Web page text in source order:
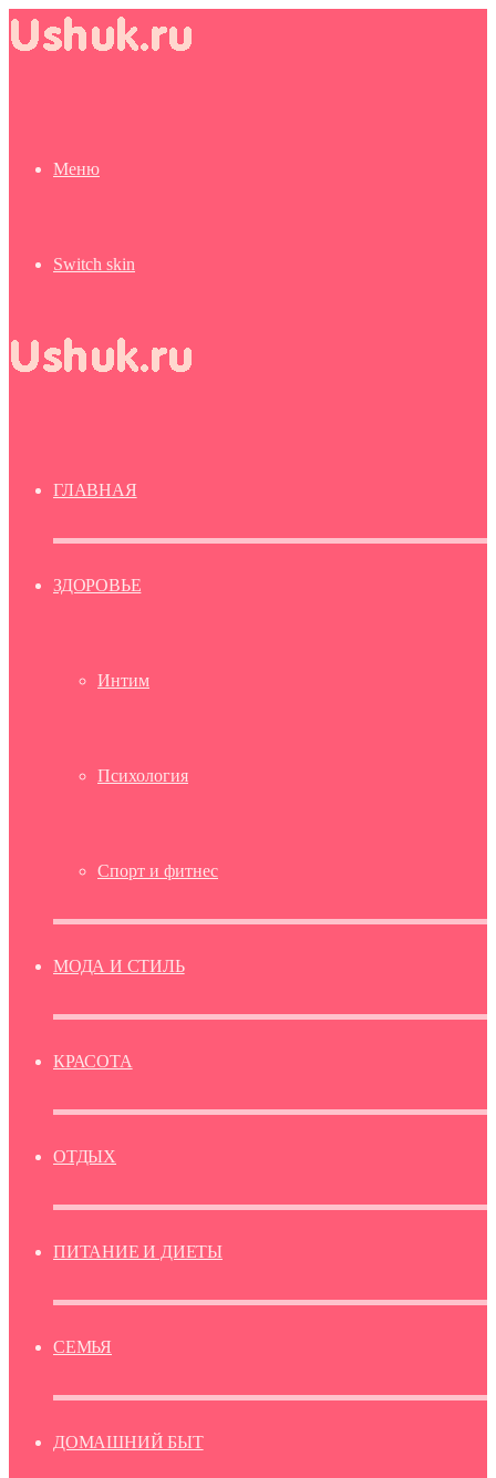
Меню
Switch skin
ГЛАВНАЯ
ЗДОРОВЬЕ
Интим
Психология
Спорт и фитнес
МОДА И СТИЛЬ
КРАСОТА
ОТДЫХ
ПИТАНИЕ И ДИЕТЫ
СЕМЬЯ
ДОМАШНИЙ БЫТ